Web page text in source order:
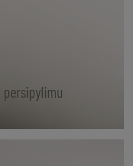
persipylimu